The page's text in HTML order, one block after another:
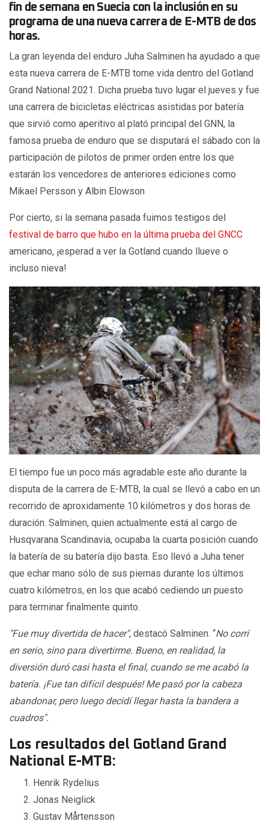
fin de semana en Suecia con la inclusión en su
programa de una nueva carrera de E-MTB de dos
horas.
La gran leyenda del enduro Juha Salminen ha ayudado a que
esta nueva carrera de E-MTB tome vida dentro del Gotland
Grand National 2021. Dicha prueba tuvo lugar el jueves y fue
una carrera de bicicletas eléctricas asistidas por batería
que sirvió como aperitivo al plató principal del GNN, la
famosa prueba de enduro que se disputará el sábado con la
participación de pilotos de primer orden entre los que
estarán los vencedores de anteriores ediciones como
Mikael Persson y Albin Elowson
Por cierto, si la semana pasada fuimos testigos del
festival de barro que hubo en la última prueba del GNCC
americano, ¡esperad a ver la Gotland cuando llueve o
incluso nieva!
El tiempo fue un poco más agradable este año durante la
disputa de la carrera de E-MTB, la cual se llevó a cabo en un
recorrido de aproxidamente 10 kilómetros y dos horas de
duración. Salminen, quien actualmente está al cargo de
Husqvarana Scandinavia, ocupaba la cuarta posición cuando
la batería de su batería dijo basta. Eso llevó a Juha tener
que echar mano sólo de sus piernas durante los últimos
cuatro kilómetros, en los que acabó cediendo un puesto
para terminar finalmente quinto.
"Fue muy divertida de hacer", destacó Salminen. “No corrí
en serio, sino para divertirme. Bueno, en realidad, la
diversión duró casi hasta el final, cuando se me acabó la
batería. ¡Fue tan difícil después! Me pasó por la cabeza
abandonar, pero luego decidí llegar hasta la bandera a
cuadros".
Los resultados del Gotland Grand
National E-MTB:
Henrik Rydelius
Jonas Neiglick
Gustav Mårtensson